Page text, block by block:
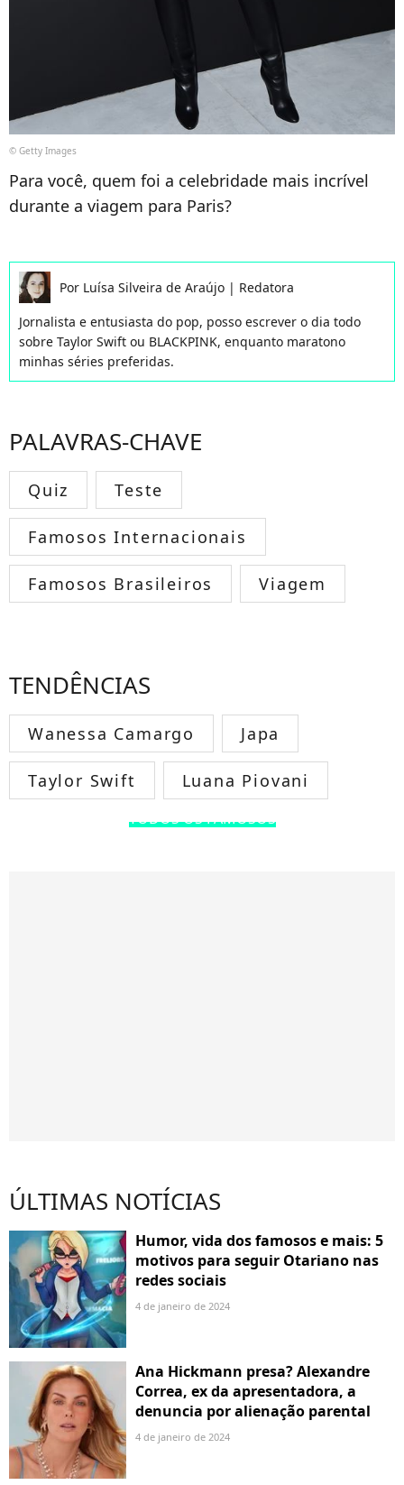
© Getty Images
Para você, quem foi a celebridade mais incrível
durante a viagem para Paris?
Por Luísa Silveira de Araújo | Redatora
Jornalista e entusiasta do pop, posso escrever o dia todo
sobre Taylor Swift ou BLACKPINK, enquanto maratono
minhas séries preferidas.
PALAVRAS-CHAVE
Quiz Teste
Famosos Internacionais
Famosos Brasileiros Viagem
TENDÊNCIAS
Wanessa Camargo Japa
Taylor Swift Luana Piovani
TODOS OS FAMOSOS
ÚLTIMAS NOTÍCIAS
Humor, vida dos famosos e mais: 5
motivos para seguir Otariano nas
redes sociais
4 de janeiro de 2024
Ana Hickmann presa? Alexandre
Correa, ex da apresentadora, a
denuncia por alienação parental
4 de janeiro de 2024